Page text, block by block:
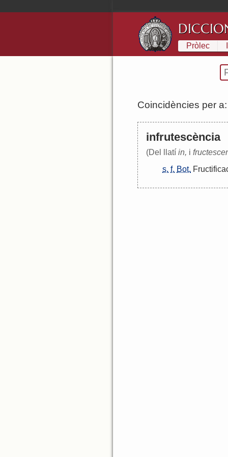
Pròlec
Coincidències per
infrutescència
(Del llatí in, i
s. f. Bot.